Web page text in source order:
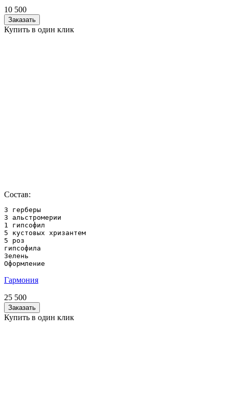
10 500
Заказать
Купить в один клик
Состав:
3 герберы
3 альстромерии
1 гипсофил
5 кустовых хризантем
5 роз
гипсофила
Зелень
Оформление
Гармония
25 500
Заказать
Купить в один клик